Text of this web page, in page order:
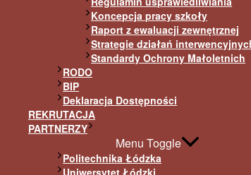
Koncepcja pracy szkoły
Raport z ewaluacji zewnętrznej
Strategie działań
Standardy Ochrony Małoletnich
RODO
BIP
Deklaracja Dostępności
REKRUTACJA
PARTNERZY
Menu Toggle
Politechnika Łódzka